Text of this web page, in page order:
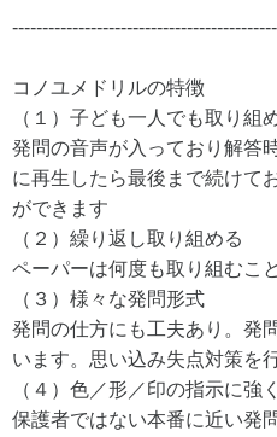
コノユメドリルの特徴
（１）子ども一人でも取り組
発問の音声が入っており解答
に再生したら最後まで続けて
ができます
（２）繰り返し取り組める
ペーパーは何度も取り組むこ
（３）様々な発問形式
発問の仕方にも工夫あり。発
います。思い込み失点対策を
（４）色／形／印の指示に強
保護者ではない本番に近い発